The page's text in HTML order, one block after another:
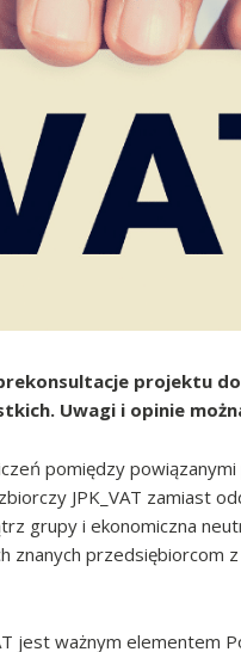
projektu
Uwagi i opinie
pomiędzy
JPK_VAT zamiast
grupy i ekonomiczna
znanych przedsiębiorcom
jest ważnym elementem